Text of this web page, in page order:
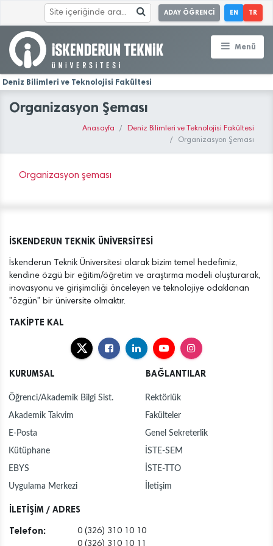
ADAY ÖĞRENCİ EN TR
Menü
Deniz Bilimleri ve Teknolojisi Fakültesi
Organizasyon Şeması
Anasayfa
Deniz Bilimleri ve Teknolojisi Fakültesi
Organizasyon Şeması
Organizasyon şeması
İSKENDERUN TEKNİK ÜNİVERSİTESİ
İskenderun Teknik Üniversitesi olarak bizim temel hedefimiz,
kendine özgü bir eğitim/öğretim ve araştırma modeli oluşturarak,
inovasyonu ve girişimciliği önceleyen ve teknolojiye odaklanan
"özgün" bir üniversite olmaktır.
TAKİPTE KAL
KURUMSAL
Öğrenci/Akademik Bilgi Sist.
Akademik Takvim
E-Posta
Kütüphane
EBYS
Uygulama Merkezi
BAĞLANTILAR
Rektörlük
Fakülteler
Genel Sekreterlik
İSTE-SEM
İSTE-TTO
İletişim
İLETİŞİM / ADRES
Telefon:
0 (326) 310 10 10
0 (326) 310 10 11